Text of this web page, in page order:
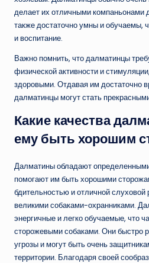
делает их отличными компаньонами
также достаточно умны и обучаемы,
и воспитание.
Важно помнить, что далматинцы
физической активности и
здоровыми. Отдавая им достаточно
далматинцы могут стать
Какие качества
ему быть хорошим
Далматины обладают
помогают им быть хорошими
бдительностью и отличной слуховой
великими собаками-охранниками.
энергичные и легко обучаемые, что
сторожевыми собаками. Они быстро
угрозы и могут быть очень
территории. Благодаря своей